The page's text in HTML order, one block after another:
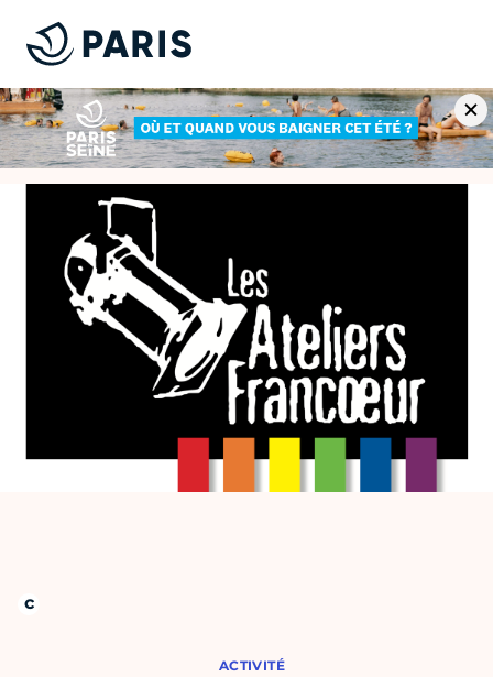
ACTIVITÉ